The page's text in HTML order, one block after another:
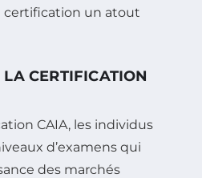
un atout
CERTIFICATION
CAIA, les individus
d’examens qui
des marchés